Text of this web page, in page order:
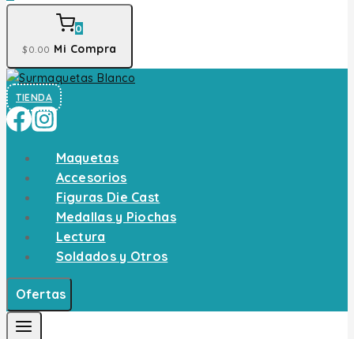
0
$0 .00 Mi Compra
TIENDA
Maquetas
Accesorios
Figuras Die Cast
Medallas y Piochas
Lectura
Soldados y Otros
Ofertas